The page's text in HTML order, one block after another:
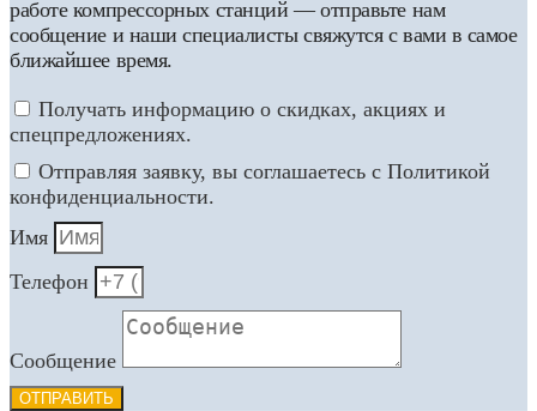
работе компрессорных станций — отправьте нам
сообщение и наши специалисты свяжутся с вами в самое
ближайшее время.
Получать информацию о скидках, акциях и
спецпредложениях.
Отправляя заявку, вы соглашаетесь с Политикой
конфиденциальности.
Имя
Телефон
Сообщение
ОТПРАВИТЬ